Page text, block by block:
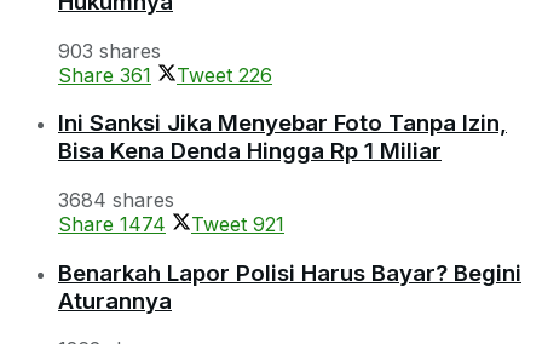
903 shares
Share 361 Tweet 226
Ini Sanksi Jika Menyebar Foto Tanpa Izin,
Bisa Kena Denda Hingga Rp 1 Miliar
3684 shares
Share 1474 Tweet 921
Benarkah Lapor Polisi Harus Bayar? Begini
Aturannya